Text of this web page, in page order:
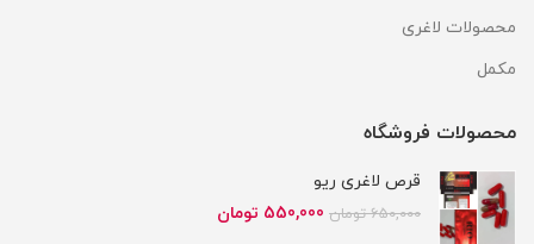
محصولات لاغری
مکمل
محصولات فروشگاه
قرص لاغری ریو
650,000 تومان قیمت
550,000 تومان